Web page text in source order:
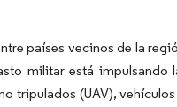
países vecinos de la
militar está
tripulados (UAV),